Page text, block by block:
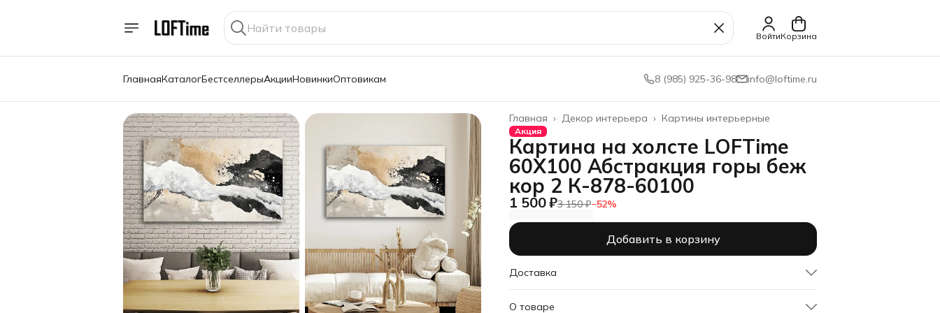
ВойтиКорзина
ГлавнаяКаталогБестселлерыАкцииНовинкиОптовикам 8 (985) 925-36-98 info@loftime.ru
Картины интерьерные
Декор интерьера ›
Главная ›
Акция
Картина на холсте LOFTime
60Х100 Абстракция горы беж
кор 2 К-878-60100
1 500 ₽3 150 ₽−52%
Добавить в корзину
Доставка
О товаре